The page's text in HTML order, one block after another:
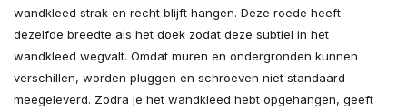
wandkleed strak en recht blijft hangen. Deze roede heeft
dezelfde breedte als het doek zodat deze subtiel in het
wandkleed wegvalt. Omdat muren en ondergronden kunnen
verschillen, worden pluggen en schroeven niet standaard
meegeleverd. Zodra je het wandkleed hebt opgehangen, geeft